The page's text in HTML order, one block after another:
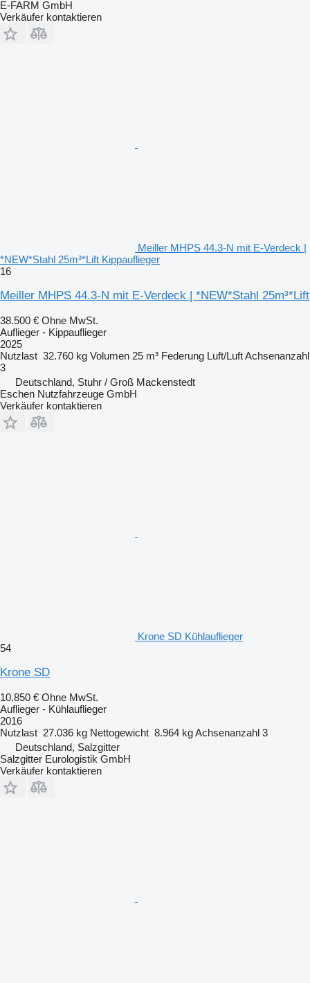
E-FARM GmbH
Verkäufer kontaktieren
Meiller MHPS 44.3-N mit E-Verdeck |
*NEW*Stahl 25m³*Lift Kippauflieger
16
Meiller MHPS 44.3-N mit E-Verdeck | *NEW*Stahl 25m³*Lift
38.500 € Ohne MwSt.
Auflieger - Kippauflieger
2025
Nutzlast 32.760 kg Volumen 25 m³ Federung Luft/LuftAchsenanzahl
3
Deutschland, Stuhr / Groß Mackenstedt
Eschen Nutzfahrzeuge GmbH
Verkäufer kontaktieren
Krone SD Kühlauflieger
54
Krone SD
10.850 € Ohne MwSt.
Auflieger - Kühlauflieger
2016
Nutzlast 27.036 kg Nettogewicht 8.964 kgAchsenanzahl 3
Deutschland, Salzgitter
Salzgitter Eurologistik GmbH
Verkäufer kontaktieren